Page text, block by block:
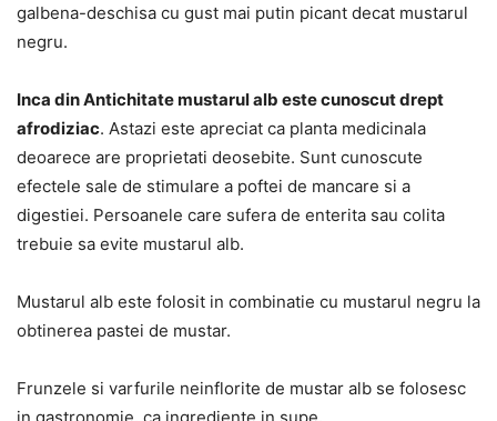
galbena-deschisa cu gust mai putin picant decat mustarul
negru.
Inca din Antichitate mustarul alb este cunoscut drept
afrodiziac. Astazi este apreciat ca planta medicinala
deoarece are proprietati deosebite. Sunt cunoscute
efectele sale de stimulare a poftei de mancare si a
digestiei. Persoanele care sufera de enterita sau colita
trebuie sa evite mustarul alb.
Mustarul alb este folosit in combinatie cu mustarul negru la
obtinerea pastei de mustar.
Frunzele si varfurile neinflorite de mustar alb se folosesc